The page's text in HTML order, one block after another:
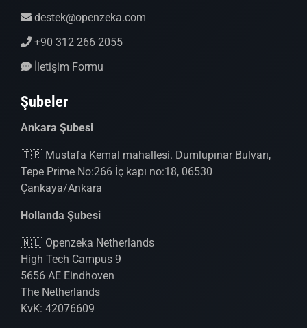
destek@openzeka.com
+90 312 266 2055
İletişim Formu
Şubeler
Ankara Şubesi
🇹🇷 Mustafa Kemal mahallesi. Dumlupınar Bulvarı,
Tepe Prime No:266 İç kapı no:18, 06530
Çankaya/Ankara
Hollanda Şubesi
🇳🇱 Openzeka Netherlands
High Tech Campus 9
5656 AE Eindhoven
The Netherlands
KvK: 42076609